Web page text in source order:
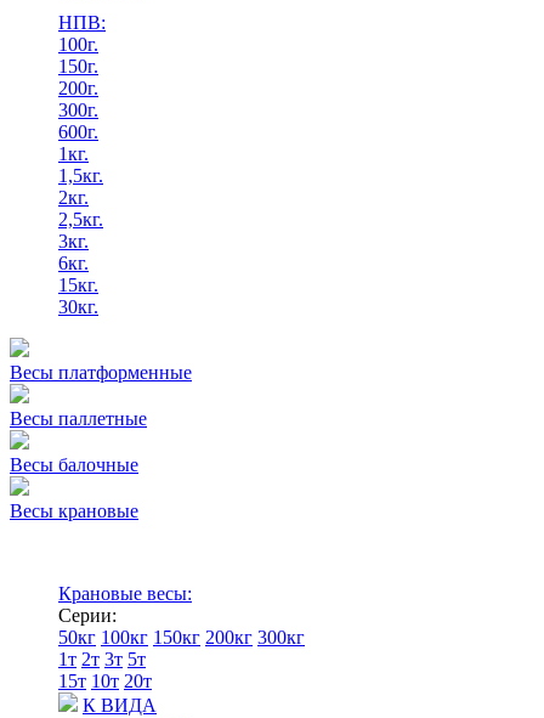
НПВ:
100г.
150г.
200г.
300г.
600г.
1кг.
1,5кг.
2кг.
2,5кг.
3кг.
6кг.
15кг.
30кг.
Весы платформенные
Весы паллетные
Весы балочные
Весы крановые
Крановые весы:
Серии:
50кг 100кг 150кг 200кг 300кг
1т 2т 3т 5т
15т 10т 20т
К ВИДА